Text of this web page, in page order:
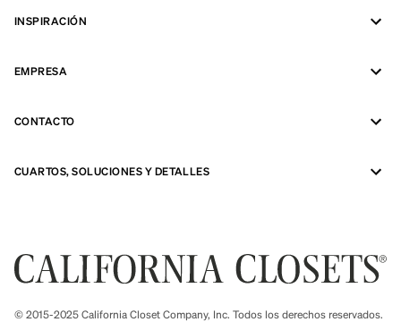
INSPIRACIÓN
EMPRESA
CONTACTO
CUARTOS, SOLUCIONES Y DETALLES
© 2015-2025 California Closet Company, Inc. Todos los derechos reservados.